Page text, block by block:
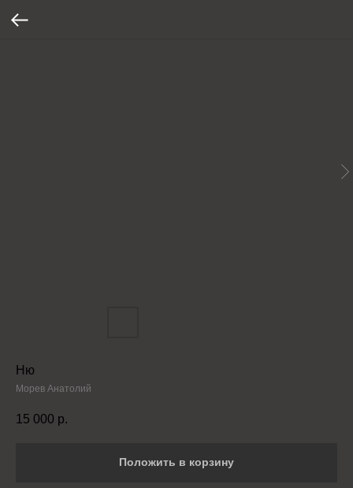
Ню
Морев Анатолий
15 000 р.
Положить в корзину